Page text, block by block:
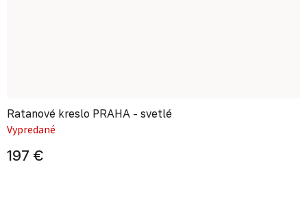
Ratanové kreslo PRAHA - svetlé
Vypredané
197 €